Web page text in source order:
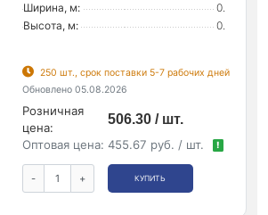
Ширина, м:
0.
Высота, м:
0.
250 шт., срок поставки 5-7 рабочих дней
Обновлено 05.08.2026
Розничная
цена:
506.30 / шт.
Оптовая цена: 455.67 руб. / шт. !
- + КУПИТЬ